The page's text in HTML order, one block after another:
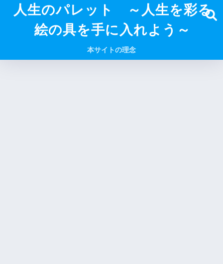
人生のパレット ～人生を彩る
絵の具を手に入れよう～
本サイトの理念